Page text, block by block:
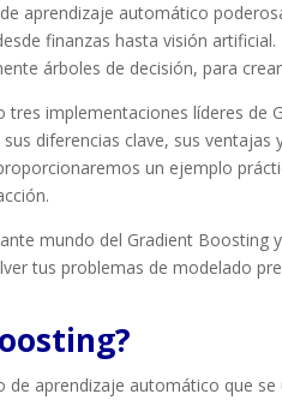
aprendizaje automático
finanzas hasta visión
árboles de decisión, para
tres implementaciones líderes de
diferencias clave, sus
un ejemplo
mundo del Gradient Boosting
tus problemas de modelado
de aprendizaje automático que